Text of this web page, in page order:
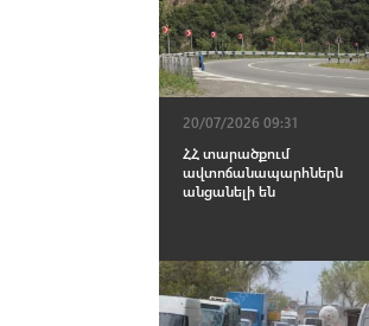
20/07/2026 09:31
ՀՀ տարածքում
ավտոճանապարհներն
անցանելի են